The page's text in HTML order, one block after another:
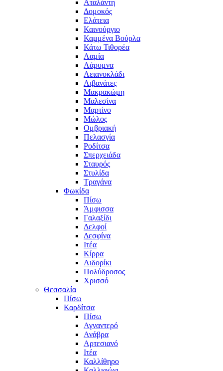
Αταλάντη
Δομοκός
Ελάτεια
Καινούργιο
Καμμένα Βούρλα
Κάτω Τιθορέα
Λαμία
Λάρυμνα
Λειανοκλάδι
Λιβανάτες
Μακρακώμη
Μαλεσίνα
Μαρτίνο
Μώλος
Ομβριακή
Πελασγία
Ροδίτσα
Σπερχειάδα
Σταυρός
Στυλίδα
Τραγάνα
Φωκίδα
Πίσω
Άμφισσα
Γαλαξίδι
Δελφοί
Δεσφίνα
Ιτέα
Κίρρα
Λιδορίκι
Πολύδροσος
Χρισσό
Θεσσαλία
Πίσω
Καρδίτσα
Πίσω
Αγναντερό
Ανάβρα
Αρτεσιανό
Ιτέα
Καλλίθηρο